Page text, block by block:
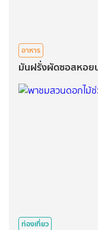
อาหาร
มันฝรั่งผัดซอสหอย
ท่องเที่ยว